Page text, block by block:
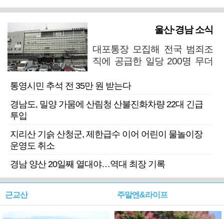
울산·경남 소식
대포통장 모집해 전국 범죄조
직에 공급한 일당 200명 무더
통영시민 추석 전 35만 원 받는다
경남도, 밀양 가뭄에 산림청 산불진화차량 22대 긴급
투입
지리산 기슭 산청군, 제한급수 이어 어린이 물놀이장
운영도 취소
경남 양산 20일째 열대야…역대 최장 기록
근교산 주말엔&라이프